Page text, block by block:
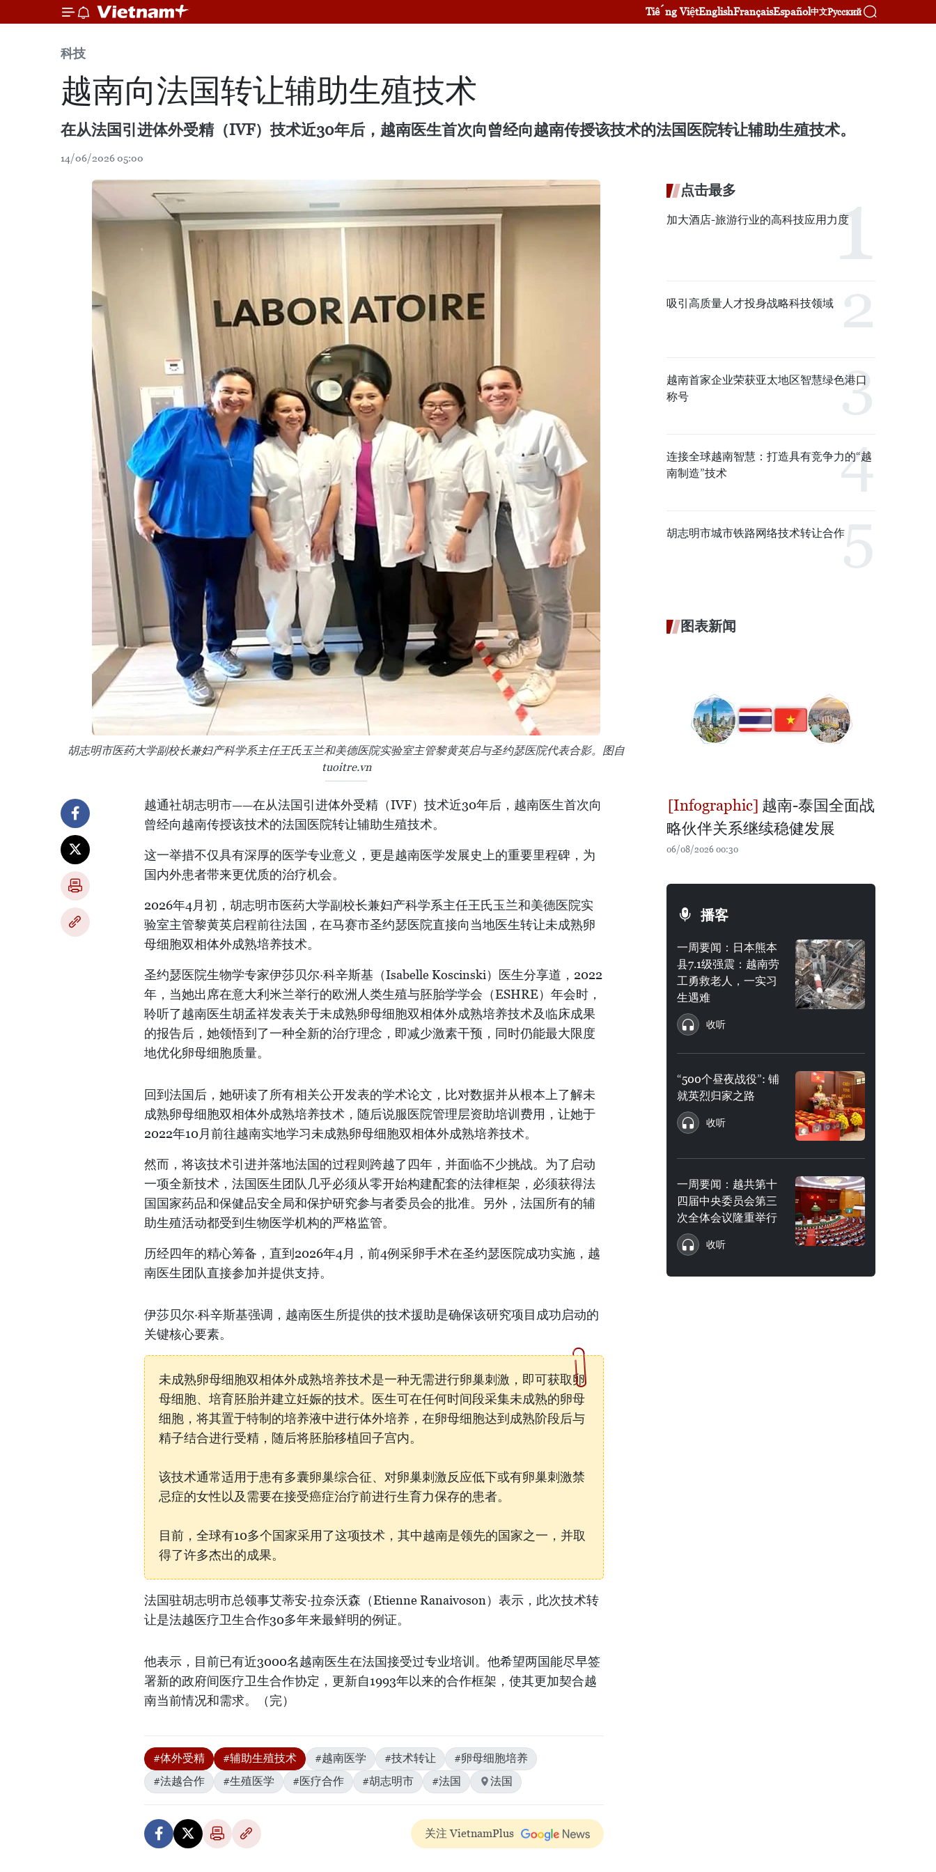
Tiếng ViệtEnglishFrançaisEspañol中文Русский
科技
越南向法国转让辅助生殖技术
在从法国引进体外受精（IVF）技术近30年后，越南医生首次向曾经向越南传授该技术的法国医院转让辅助生殖技术。
14/06/2026 05:00
胡志明市医药大学副校长兼妇产科学系主任王氏玉兰和美德医院实验室主管黎黄英启与圣约瑟医院代表合影。图自
tuoitre.vn
越通社胡志明市——在从法国引进体外受精（IVF）技术近30年后，越南医生首次向
曾经向越南传授该技术的法国医院转让辅助生殖技术。
这一举措不仅具有深厚的医学专业意义，更是越南医学发展史上的重要里程碑，为
国内外患者带来更优质的治疗机会。
2026年4月初，胡志明市医药大学副校长兼妇产科学系主任王氏玉兰和美德医院实
验室主管黎黄英启程前往法国，在马赛市圣约瑟医院直接向当地医生转让未成熟卵
母细胞双相体外成熟培养技术。
圣约瑟医院生物学专家伊莎贝尔·科辛斯基（Isabelle Koscinski）医生分享道，2022
年，当她出席在意大利米兰举行的欧洲人类生殖与胚胎学学会（ESHRE）年会时，
聆听了越南医生胡孟祥发表关于未成熟卵母细胞双相体外成熟培养技术及临床成果
的报告后，她领悟到了一种全新的治疗理念，即减少激素干预，同时仍能最大限度
地优化卵母细胞质量。
回到法国后，她研读了所有相关公开发表的学术论文，比对数据并从根本上了解未
成熟卵母细胞双相体外成熟培养技术，随后说服医院管理层资助培训费用，让她于
2022年10月前往越南实地学习未成熟卵母细胞双相体外成熟培养技术。
然而，将该技术引进并落地法国的过程则跨越了四年，并面临不少挑战。为了启动
一项全新技术，法国医生团队几乎必须从零开始构建配套的法律框架，必须获得法
国国家药品和保健品安全局和保护研究参与者委员会的批准。另外，法国所有的辅
助生殖活动都受到生物医学机构的严格监管。
历经四年的精心筹备，直到2026年4月，前4例采卵手术在圣约瑟医院成功实施，越
南医生团队直接参加并提供支持。
伊莎贝尔·科辛斯基强调，越南医生所提供的技术援助是确保该研究项目成功启动的
关键核心要素。
未成熟卵母细胞双相体外成熟培养技术是一种无需进行卵巢刺激，即可获取卵
母细胞、培育胚胎并建立妊娠的技术。医生可在任何时间段采集未成熟的卵母
细胞，将其置于特制的培养液中进行体外培养，在卵母细胞达到成熟阶段后与
精子结合进行受精，随后将胚胎移植回子宫内。
该技术通常适用于患有多囊卵巢综合征、对卵巢刺激反应低下或有卵巢刺激禁
忌症的女性以及需要在接受癌症治疗前进行生育力保存的患者。
目前，全球有10多个国家采用了这项技术，其中越南是领先的国家之一，并取
得了许多杰出的成果。
法国驻胡志明市总领事艾蒂安·拉奈沃森（Etienne Ranaivoson）表示，此次技术转
让是法越医疗卫生合作30多年来最鲜明的例证。
他表示，目前已有近3000名越南医生在法国接受过专业培训。他希望两国能尽早签
署新的政府间医疗卫生合作协定，更新自1993年以来的合作框架，使其更加契合越
南当前情况和需求。（完）
#体外受精 #辅助生殖技术 #越南医学 #技术转让
#卵母细胞培养
#法越合作
#生殖医学 #医疗合作 #胡志明市 #法国 法国
关注 VietnamPlus
点击最多
加大酒店-旅游行业的高科技应用力度
吸引高质量人才投身战略科技领域
越南首家企业荣获亚太地区智慧绿色港口
称号
连接全球越南智慧：打造具有竞争力的“越
南制造”技术
胡志明市城市铁路网络技术转让合作
图表新闻
越南-泰国全面战
略伙伴关系继续稳健发展
06/08/2026 00:30
播客
一周要闻：日本熊本
县7.1级强震：越南劳
工勇救老人，一实习
生遇难
收听
“500个昼夜战役”: 铺
就英烈归家之路
收听
一周要闻：越共第十
四届中央委员会第三
次全体会议隆重举行
收听